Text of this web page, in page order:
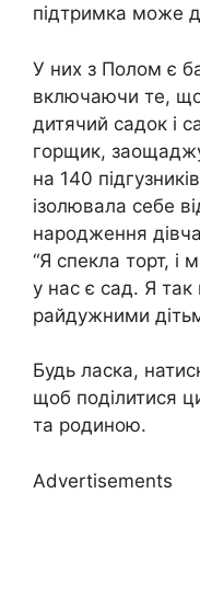
підтримка може
У них з Полом є
включаючи те, що
дитячий садок і
горщик,
на 140
ізолювала себе
народження
“Я спекла торт, і
у нас є сад. Я
райдужними
Будь ласка,
щоб поділитися
та родиною.
Advertisements